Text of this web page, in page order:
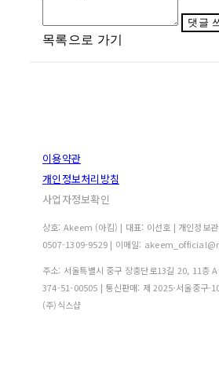
댓글
목록으로 가기
이용약관
개인정보처리방침
사업자정보확인
상호: Akeem (아킴) | 대표: 이선호 | 개인정보
0507-1309-9529 | 이메일:
주소: 서울특별시 중구 장충단로13길 20, 11층
374-51-00505 | 통신판매: 제 2025-서울중구-
(주)식스샵